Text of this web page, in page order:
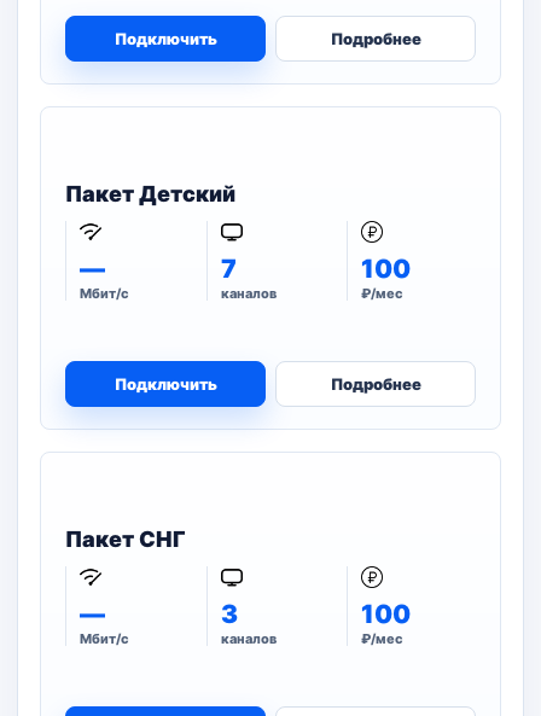
Подключить Подробнее
Пакет Детский
—
Мбит/с
7
каналов
100
₽/мес
Подключить Подробнее
Пакет СНГ
—
Мбит/с
3
каналов
100
₽/мес